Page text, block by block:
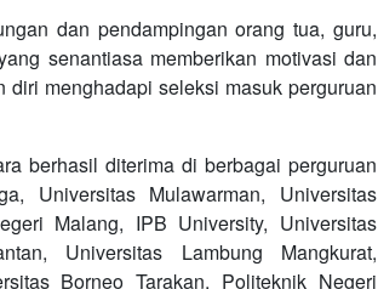
dan pendampingan orang tua, guru,
senantiasa memberikan motivasi dan
menghadapi seleksi masuk perguruan
berhasil diterima di berbagai perguruan
Universitas Mulawarman, Universitas
Malang, IPB University, Universitas
Universitas Lambung Mangkurat,
Borneo Tarakan, Politeknik Negeri